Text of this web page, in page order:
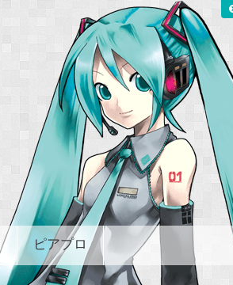
ピアプロ